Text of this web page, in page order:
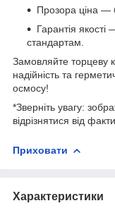
Прозора ціна —
Гарантія
стандартам.
Замовляйте торцеву
надійність та
осмосу!
*Зверніть увагу:
відрізнятися від
Приховати
Характеристики